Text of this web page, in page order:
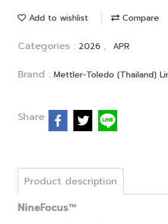
Add to wishlist Compare
Categories : 2026 , APR
Brand : Mettler-Toledo (Thailand)
Share
Product description
NineFocus™